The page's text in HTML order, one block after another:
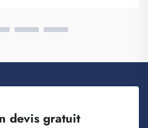
devis gratuit